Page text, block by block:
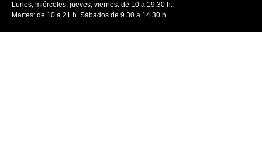
Lunes, miércoles, jueves, viernes: de 10 a 19.30 h.
Martes: de 10 a 21 h. Sábados de 9.30 a 14.30 h.